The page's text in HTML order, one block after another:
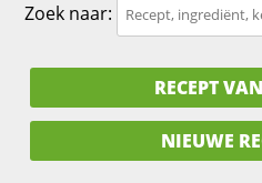
Zoek naar:
RECEPT
NIEUWE